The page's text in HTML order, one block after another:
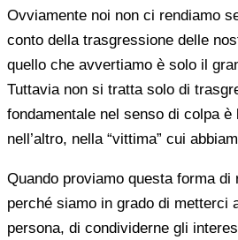
Ovviamente noi non ci rendiamo
conto della trasgressione delle
quello che avvertiamo è solo il
Tuttavia non si tratta solo di
fondamentale nel senso di colpa è
nell’altro, nella “vittima” cui
Quando proviamo questa forma
perché siamo in grado di metterci
persona, di condividerne gli